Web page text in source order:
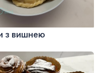
з вишнею